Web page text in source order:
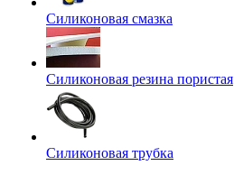
Силиконовая смазка
Силиконовая резина пористая
Силиконовая трубка